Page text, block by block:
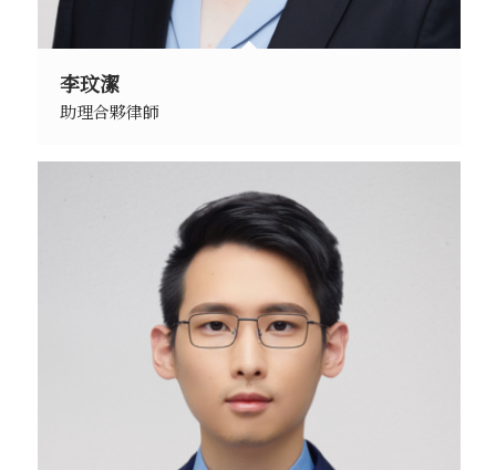
李玟潔
助理合夥律師